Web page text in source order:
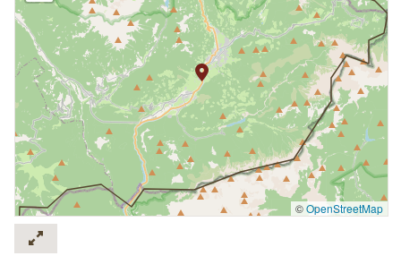
©OpenStreetMap